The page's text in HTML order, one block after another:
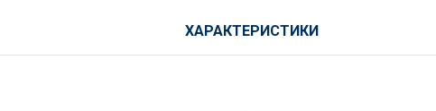
ХАРАКТЕРИСТИКИ